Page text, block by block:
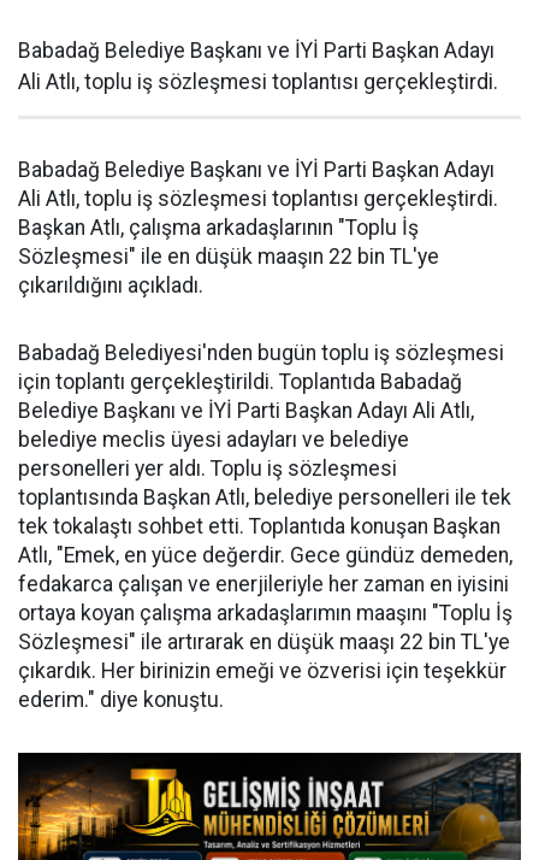
Babadağ Belediye Başkanı ve İYİ Parti Başkan Adayı
Ali Atlı, toplu iş sözleşmesi toplantısı gerçekleştirdi.
Babadağ Belediye Başkanı ve İYİ Parti Başkan Adayı
Ali Atlı, toplu iş sözleşmesi toplantısı gerçekleştirdi.
Başkan Atlı, çalışma arkadaşlarının "Toplu İş
Sözleşmesi" ile en düşük maaşın 22 bin TL'ye
çıkarıldığını açıkladı.
Babadağ Belediyesi'nden bugün toplu iş sözleşmesi
için toplantı gerçekleştirildi. Toplantıda Babadağ
Belediye Başkanı ve İYİ Parti Başkan Adayı Ali Atlı,
belediye meclis üyesi adayları ve belediye
personelleri yer aldı. Toplu iş sözleşmesi
toplantısında Başkan Atlı, belediye personelleri ile tek
tek tokalaştı sohbet etti. Toplantıda konuşan Başkan
Atlı, "Emek, en yüce değerdir. Gece gündüz demeden,
fedakarca çalışan ve enerjileriyle her zaman en iyisini
ortaya koyan çalışma arkadaşlarımın maaşını "Toplu İş
Sözleşmesi" ile artırarak en düşük maaşı 22 bin TL'ye
çıkardık. Her birinizin emeği ve özverisi için teşekkür
ederim." diye konuştu.